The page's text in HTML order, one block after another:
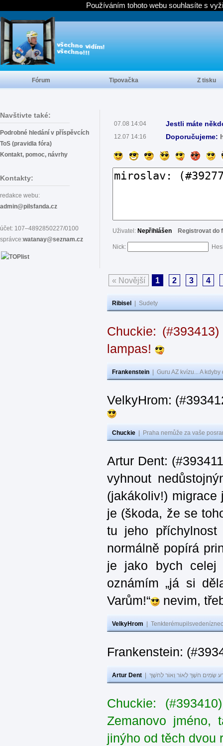
Navštivte také:
Podrobné hledání v příspěvcích
ToS (pravidla fóra)
Kontakt, pomoc, návrhy
Kontakty:
redakce webu:
admin@pilsfanda.cz
účet: 107–4892850227/0100
správce:watanay@seznam.cz
07.08 14:04 Jestli máte
12.07 14:16 Doporučujeme:
Uživatel: Nepřihlášen Registrovat do
Nick:
« Novější 1 2 3 4
Ribisel Sudety
Chuckie:
lampas!
Frankenstein Guru AZ kvízu... A
VelkyHrom:
Chuckie Praha nemůže za vaše
Artur Dent:
vyhnout
(jakákoliv!)
je (škoda, že se
tu jeho
normálně popírá
je jako bych celej
oznámím „já si
Varům!“
nevim,
VelkyHrom
Frankenstein:
Artur Dent שָׂמִים חֹשֶׁךְ לְאוֹר וְאוֹר לְחֹשֶׁךְ
Chuckie:
Zemanovo jméno,
jinýho od těch dvou
Fórum Tipovačka Z tisku
Používáním tohoto webu souhlasíte s